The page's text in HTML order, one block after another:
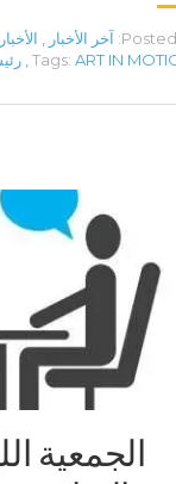
Posted آخر الأخبار
الأخبار
Tags: ART IN
الجمعية